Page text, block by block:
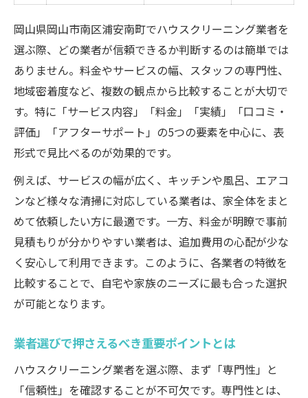
岡山県岡山市南区浦安南町でハウスクリーニング業者を
選ぶ際、どの業者が信頼できるか判断するのは簡単では
ありません。料金やサービスの幅、スタッフの専門性、
地域密着度など、複数の観点から比較することが大切で
す。特に「サービス内容」「料金」「実績」「口コミ・
評価」「アフターサポート」の5つの要素を中心に、表
形式で見比べるのが効果的です。
例えば、サービスの幅が広く、キッチンや風呂、エアコ
ンなど様々な清掃に対応している業者は、家全体をまと
めて依頼したい方に最適です。一方、料金が明瞭で事前
見積もりが分かりやすい業者は、追加費用の心配が少な
く安心して利用できます。このように、各業者の特徴を
比較することで、自宅や家族のニーズに最も合った選択
が可能となります。
業者選びで押さえるべき重要ポイントとは
ハウスクリーニング業者を選ぶ際、まず「専門性」と
「信頼性」を確認することが不可欠です。専門性とは、